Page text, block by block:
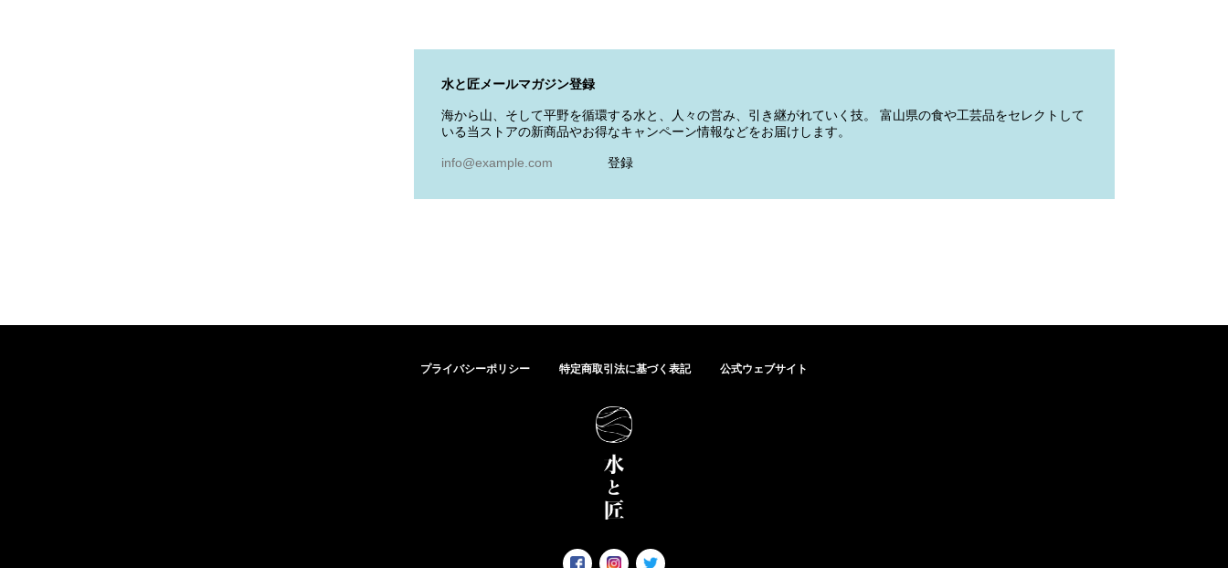
水と匠メールマガジン登録
海から山、そして平野を循環する水と、人々の営み、引き継がれていく技。 富山県の食や工芸品をセレクトして
いる当ストアの新商品やお得なキャンペーン情報などをお届けします。
登録
プライバシーポリシー 特定商取引法に基づく表記 公式ウェブサイト